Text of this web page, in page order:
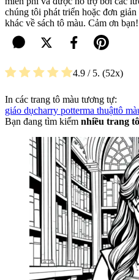
chúng tôi phát triển hoặc đơn
khác về sách tô màu. Cảm ơn bạn!
4.9 / 5. 52
In các trang tô màu tương tự:
giáo dụcharry potterma thuậttô
Bạn đang tìm kiếm nhiều trang